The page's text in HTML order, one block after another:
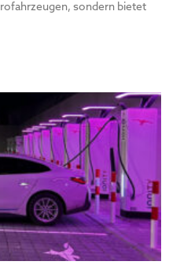
sondern bietet